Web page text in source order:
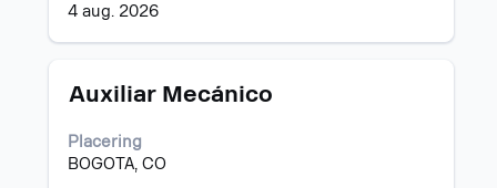
4 aug. 2026
Titel
Auxiliar Mecánico
Placering
BOGOTA, CO
Klicka
blankstegstangenten
för